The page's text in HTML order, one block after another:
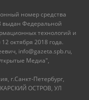
номер средства
Федеральной
технологий и
октября 2018 года.
info@gazeta.spb.ru,
Медиа",
г.Санкт-Петербург,
ОСТРОВ, УЛ